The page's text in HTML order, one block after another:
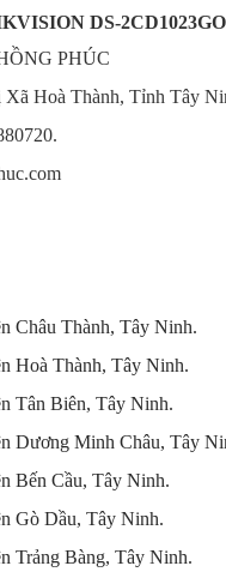
DS-
PHÚC
Hoà Thành, Tỉnh Tây
Châu Thành, Tây Ninh.
Hoà Thành, Tây Ninh.
Tân Biên, Tây Ninh.
Dương Minh Châu, Tây
Bến Cầu, Tây Ninh.
Gò Dầu, Tây Ninh.
Trảng Bàng, Tây Ninh.